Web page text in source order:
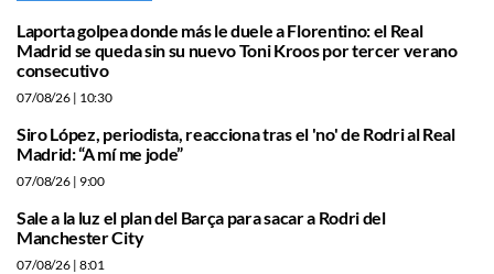
Laporta golpea donde más le duele a Florentino: el Real
Madrid se queda sin su nuevo Toni Kroos por tercer verano
consecutivo
07/08/26 | 10:30
Siro López, periodista, reacciona tras el 'no' de Rodri al Real
Madrid: “A mí me jode”
07/08/26 | 9:00
Sale a la luz el plan del Barça para sacar a Rodri del
Manchester City
07/08/26 | 8:01